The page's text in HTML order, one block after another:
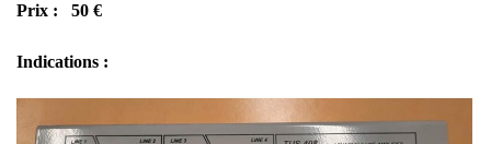
Prix : 50 €
Indications :